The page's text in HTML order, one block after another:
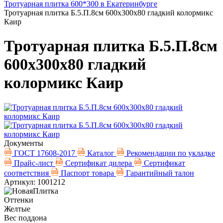
Тротуарная плитка 600*300 в Екатеринбурге
Тротуарная плитка Б.5.П.8см 600х300х80 гладкий колормикс
Каир
Тротуарная плитка Б.5.П.8см
600х300х80 гладкий
колормикс Каир
Документы
ГОСТ 17608-2017
Каталог
Рекомендации по укладке
Прайс-лист
Сертификат дилера
Сертификат
соответствия
Паспорт товара
Гарантийный талон
Артикул: 1001212
Оттенки
Желтые
Вес поддона